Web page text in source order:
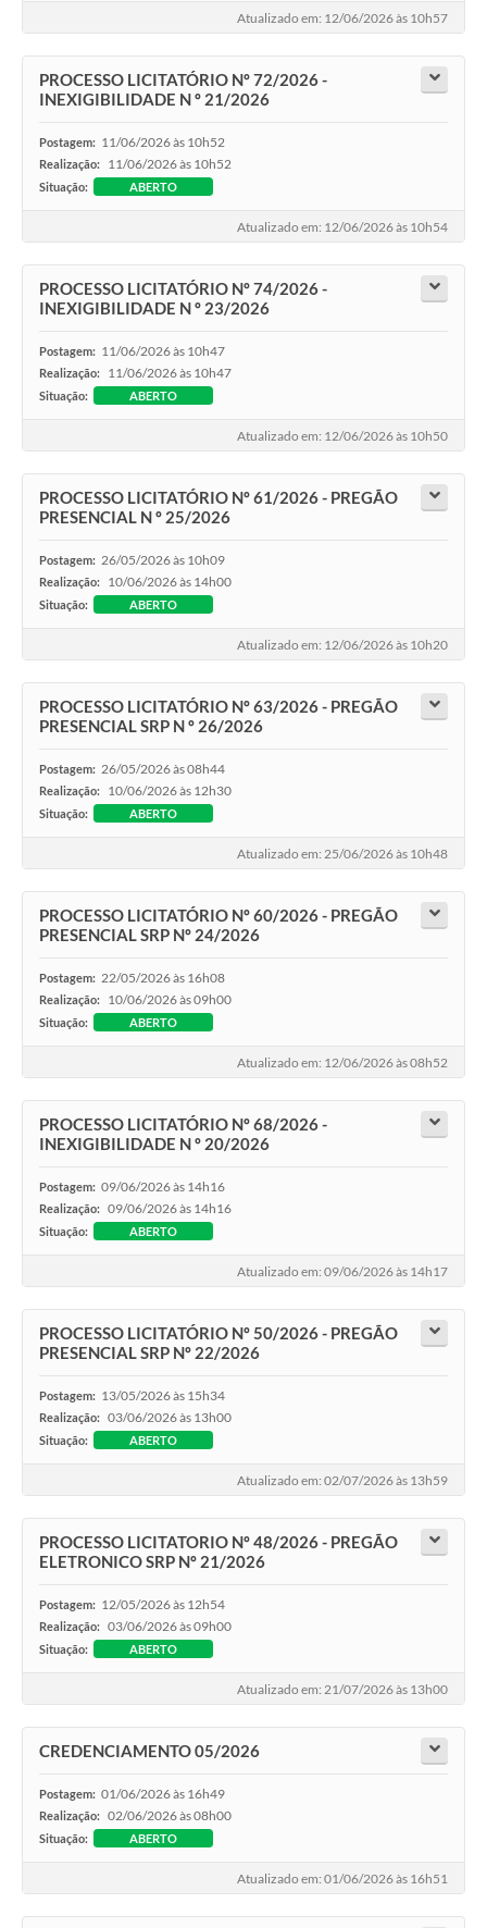
Atualizado em: 12/06/2026 às 10h57
PROCESSO LICITATÓRIO Nº 72/2026 -
INEXIGIBILIDADE N º 21/2026
Postagem: 11/06/2026 às 10h52
Realização: 11/06/2026 às 10h52
Situação: ABERTO
Atualizado em: 12/06/2026 às 10h54
PROCESSO LICITATÓRIO Nº 74/2026 -
INEXIGIBILIDADE N º 23/2026
Postagem: 11/06/2026 às 10h47
Realização: 11/06/2026 às 10h47
Situação: ABERTO
Atualizado em: 12/06/2026 às 10h50
PROCESSO LICITATÓRIO Nº 61/2026 - PREGÃO
PRESENCIAL N º 25/2026
Postagem: 26/05/2026 às 10h09
Realização: 10/06/2026 às 14h00
Situação: ABERTO
Atualizado em: 12/06/2026 às 10h20
PROCESSO LICITATÓRIO Nº 63/2026 - PREGÃO
PRESENCIAL SRP N º 26/2026
Postagem: 26/05/2026 às 08h44
Realização: 10/06/2026 às 12h30
Situação: ABERTO
Atualizado em: 25/06/2026 às 10h48
PROCESSO LICITATÓRIO Nº 60/2026 - PREGÃO
PRESENCIAL SRP Nº 24/2026
Postagem: 22/05/2026 às 16h08
Realização: 10/06/2026 às 09h00
Situação: ABERTO
Atualizado em: 12/06/2026 às 08h52
PROCESSO LICITATÓRIO Nº 68/2026 -
INEXIGIBILIDADE N º 20/2026
Postagem: 09/06/2026 às 14h16
Realização: 09/06/2026 às 14h16
Situação: ABERTO
Atualizado em: 09/06/2026 às 14h17
PROCESSO LICITATÓRIO Nº 50/2026 - PREGÃO
PRESENCIAL SRP Nº 22/2026
Postagem: 13/05/2026 às 15h34
Realização: 03/06/2026 às 13h00
Situação: ABERTO
Atualizado em: 02/07/2026 às 13h59
PROCESSO LICITATORIO Nº 48/2026 - PREGÃO
ELETRONICO SRP Nº 21/2026
Postagem: 12/05/2026 às 12h54
Realização: 03/06/2026 às 09h00
Situação: ABERTO
Atualizado em: 21/07/2026 às 13h00
CREDENCIAMENTO 05/2026
Postagem: 01/06/2026 às 16h49
Realização: 02/06/2026 às 08h00
Situação: ABERTO
Atualizado em: 01/06/2026 às 16h51